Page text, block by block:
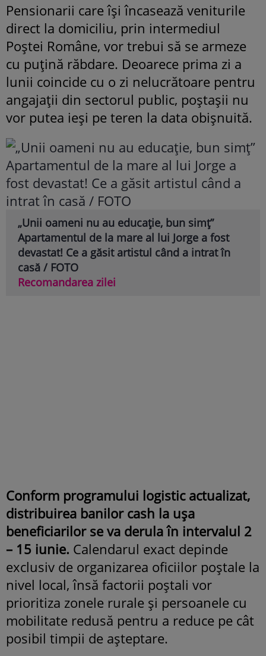
Pensionarii care își încasează veniturile
direct la domiciliu, prin intermediul
Poștei Române, vor trebui să se armeze
cu puțină răbdare. Deoarece prima zi a
lunii coincide cu o zi nelucrătoare pentru
angajații din sectorul public, poștașii nu
vor putea ieși pe teren la data obișnuită.
„Unii oameni nu au educație, bun simț”
Apartamentul de la mare al lui Jorge a fost
devastat! Ce a găsit artistul când a intrat în
casă / FOTO
Recomandarea zilei
Conform programului logistic actualizat,
distribuirea banilor cash la ușa
beneficiarilor se va derula în intervalul 2
– 15 iunie. Calendarul exact depinde
exclusiv de organizarea oficiilor poștale la
nivel local, însă factorii poștali vor
prioritiza zonele rurale și persoanele cu
mobilitate redusă pentru a reduce pe cât
posibil timpii de așteptare.